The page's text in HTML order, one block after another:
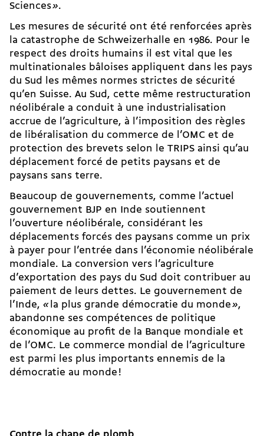
Sciences».
Les mesures de sécurité ont été renforcées après
la catastrophe de Schweizerhalle en 1986. Pour le
respect des droits humains il est vital que les
multinationales bâloises appliquent dans les pays
du Sud les mêmes normes strictes de sécurité
qu’en Suisse. Au Sud, cette même restructuration
néolibérale a conduit à une industrialisation
accrue de l’agriculture, à l’imposition des règles
de libéralisation du commerce de l’OMC et de
protection des brevets selon le TRIPS ainsi qu’au
déplacement forcé de petits paysans et de
paysans sans terre.
Beaucoup de gouvernements, comme l’actuel
gouvernement BJP en Inde soutiennent
l’ouverture néolibérale, considérant les
déplacements forcés des paysans comme un prix
à payer pour l’entrée dans l’économie néolibérale
mondiale. La conversion vers l’agriculture
d’exportation des pays du Sud doit contribuer au
paiement de leurs dettes. Le gouvernement de
l’Inde, « la plus grande démocratie du monde»,
abandonne ses compétences de politique
économique au profit de la Banque mondiale et
de l’OMC. Le commerce mondial de l’agriculture
est parmi les plus importants ennemis de la
démocratie au monde !